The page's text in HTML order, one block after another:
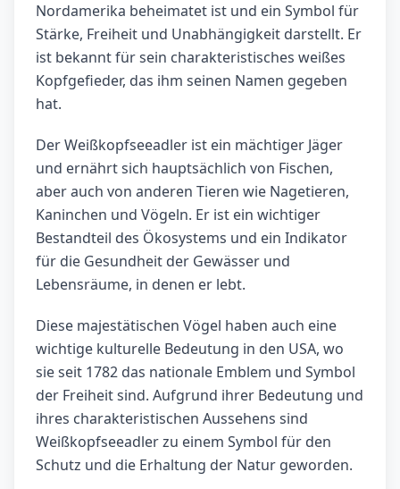
Nordamerika beheimatet ist und ein Symbol für
Stärke, Freiheit und Unabhängigkeit darstellt. Er
ist bekannt für sein charakteristisches weißes
Kopfgefieder, das ihm seinen Namen gegeben
hat.
Der Weißkopfseeadler ist ein mächtiger Jäger
und ernährt sich hauptsächlich von Fischen,
aber auch von anderen Tieren wie Nagetieren,
Kaninchen und Vögeln. Er ist ein wichtiger
Bestandteil des Ökosystems und ein Indikator
für die Gesundheit der Gewässer und
Lebensräume, in denen er lebt.
Diese majestätischen Vögel haben auch eine
wichtige kulturelle Bedeutung in den USA, wo
sie seit 1782 das nationale Emblem und Symbol
der Freiheit sind. Aufgrund ihrer Bedeutung und
ihres charakteristischen Aussehens sind
Weißkopfseeadler zu einem Symbol für den
Schutz und die Erhaltung der Natur geworden.